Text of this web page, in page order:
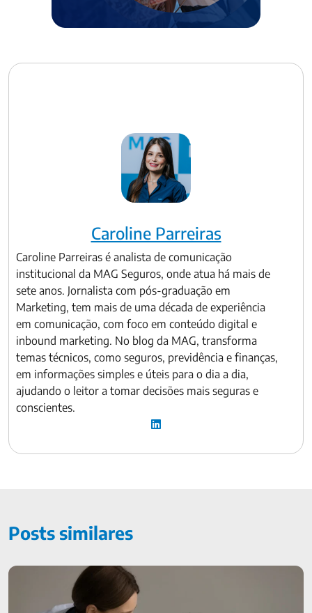
Caroline Parreiras
Caroline Parreiras é analista de comunicação
institucional da MAG Seguros, onde atua há mais de
sete anos. Jornalista com pós-graduação em
Marketing, tem mais de uma década de experiência
em comunicação, com foco em conteúdo digital e
inbound marketing. No blog da MAG, transforma
temas técnicos, como seguros, previdência e finanças,
em informações simples e úteis para o dia a dia,
ajudando o leitor a tomar decisões mais seguras e
conscientes.
Posts similares
Seguro de vida cobre AVC? Descubra aqui!